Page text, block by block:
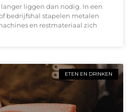
liggen dan nodig. In een
bedrijfshal stapelen metalen
en restmateriaal zich
ETEN EN DRINKEN